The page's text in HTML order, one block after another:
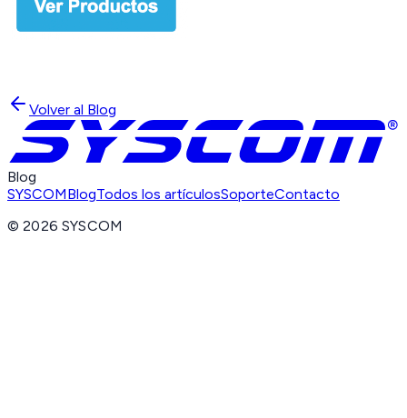
Volver al Blog
Blog
SYSCOMBlogTodos los artículosSoporteContacto
©2026 SYSCOM